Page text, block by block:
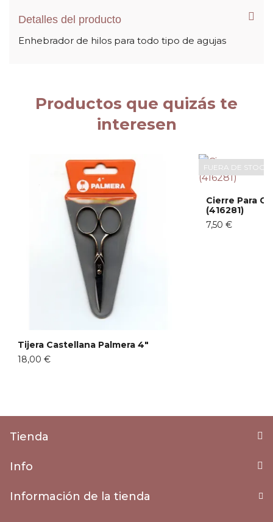
Detalles del producto
Enhebrador de hilos para todo tipo de agujas
Productos que quizás te
interesen
Tijera Castellana Palmera 4"
18,00 €
FUERA DE STOCK
Cierre Para
(416281)
7,50 €
Tienda
Info
Información de la tienda